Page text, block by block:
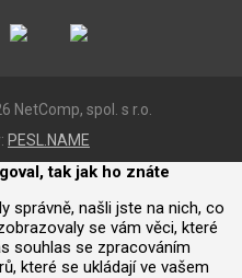
NetComp, spol. s r.o.
PESL.NAME
tak jak ho znáte
správně, našli jste na nich, co
se vám věci, které
souhlas se zpracováním
které se ukládají ve vašem